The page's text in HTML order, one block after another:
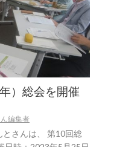
）総会を開催
編集者
さんは、 第10回総